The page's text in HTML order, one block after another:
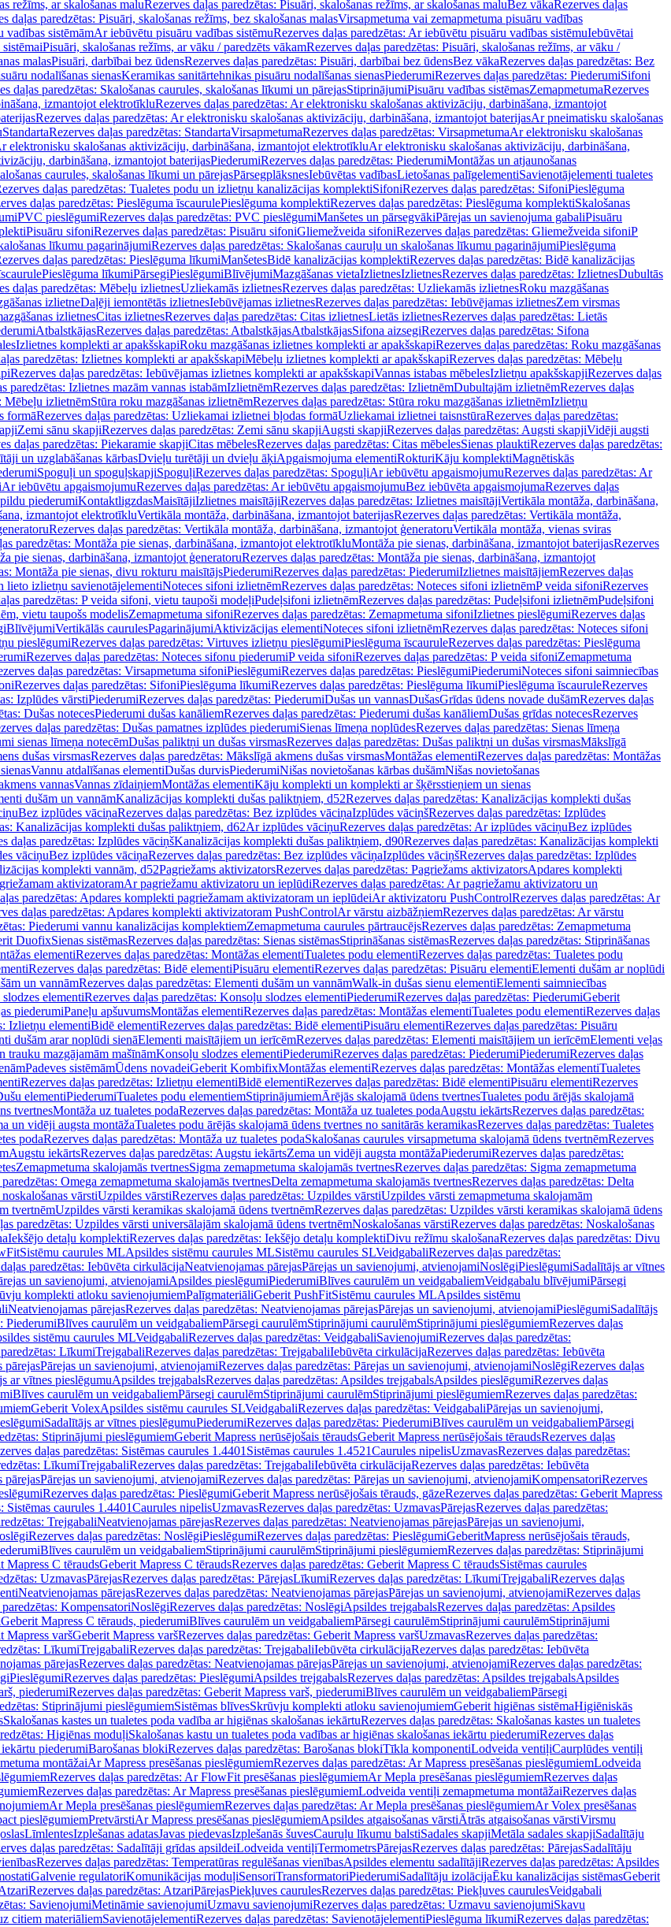
režīms, ar skalošanas maluRezerves daļas paredzētas: Pisuāri, skalošanas režīms, ar skalošanas maluBez vākaRezerves daļas
daļas paredzētas: Pisuāri, skalošanas režīms, bez skalošanas malasVirsapmetuma vai zemapmetuma pisuāru vadības
vadības sistēmāmAr iebūvētu pisuāru vadības sistēmuRezerves daļas paredzētas: Ar iebūvētu pisuāru vadības sistēmuIebūvētai
Pisuāri, skalošanas režīms, ar vāku / paredzēts vākamRezerves daļas paredzētas: Pisuāri, skalošanas režīms, ar vāku /
malasPisuāri, darbībai bez ūdensRezerves daļas paredzētas: Pisuāri, darbībai bez ūdensBez vākaRezerves daļas paredzētas: Bez
nodalīšanas sienasKeramikas sanitārtehnikas pisuāru nodalīšanas sienasPiederumiRezerves daļas paredzētas: PiederumiSifoni
daļas paredzētas: Skalošanas caurules, skalošanas līkumi un pārejasStiprinājumiPisuāru vadības sistēmasZemapmetumaRezerves
izmantojot elektrotīkluRezerves daļas paredzētas: Ar elektronisku skalošanas aktivizāciju, darbināšana, izmantojot
Rezerves daļas paredzētas: Ar elektronisku skalošanas aktivizāciju, darbināšana, izmantojot baterijasAr pneimatisku skalošanas
StandartaRezerves daļas paredzētas: StandartaVirsapmetumaRezerves daļas paredzētas: VirsapmetumaAr elektronisku skalošanas
elektronisku skalošanas aktivizāciju, darbināšana, izmantojot elektrotīkluAr elektronisku skalošanas aktivizāciju, darbināšana,
darbināšana, izmantojot baterijasPiederumiRezerves daļas paredzētas: PiederumiMontāžas un atjaunošanas
caurules, skalošanas līkumi un pārejasPārsegplāksnesIebūvētas vadībasLietošanas palīgelementiSavienotājelementi tualetes
daļas paredzētas: Tualetes podu un izlietņu kanalizācijas komplektiSifoniRezerves daļas paredzētas: SifoniPieslēguma
daļas paredzētas: Pieslēguma īscaurulePieslēguma komplektiRezerves daļas paredzētas: Pieslēguma komplektiSkalošanas
PVC pieslēgumiRezerves daļas paredzētas: PVC pieslēgumiManšetes un pārsegvākiPārejas un savienojuma gabaliPisuāru
Pisuāru sifoniRezerves daļas paredzētas: Pisuāru sifoniGliemežveida sifoniRezerves daļas paredzētas: Gliemežveida sifoniP
līkumu pagarinājumiRezerves daļas paredzētas: Skalošanas cauruļu un skalošanas līkumu pagarinājumiPieslēguma
daļas paredzētas: Pieslēguma līkumiManšetesBidē kanalizācijas komplektiRezerves daļas paredzētas: Bidē kanalizācijas
Pieslēguma līkumiPārsegiPieslēgumiBlīvējumiMazgāšanas vietaIzlietnesIzlietnesRezerves daļas paredzētas: IzlietnesDubultās
daļas paredzētas: Mēbeļu izlietnesUzliekamās izlietnesRezerves daļas paredzētas: Uzliekamās izlietnesRoku mazgāšanas
izlietneDaļēji iemontētās izlietnesIebūvējamas izlietnesRezerves daļas paredzētas: Iebūvējamas izlietnesZem virsmas
izlietnesCitas izlietnesRezerves daļas paredzētas: Citas izlietnesLietās izlietnesRezerves daļas paredzētas: Lietās
AtbalstkājasRezerves daļas paredzētas: AtbalstkājasAtbalstkājasSifona aizsegiRezerves daļas paredzētas: Sifona
Izlietnes komplekti ar apakšskapiRoku mazgāšanas izlietnes komplekti ar apakšskapiRezerves daļas paredzētas: Roku mazgāšanas
paredzētas: Izlietnes komplekti ar apakšskapiMēbeļu izlietnes komplekti ar apakšskapiRezerves daļas paredzētas: Mēbeļu
Rezerves daļas paredzētas: Iebūvējamas izlietnes komplekti ar apakšskapiVannas istabas mēbelesIzlietņu apakšskapjiRezerves daļas
paredzētas: Izlietnes mazām vannas istabāmIzlietnēmRezerves daļas paredzētas: IzlietnēmDubultajām izlietnēmRezerves daļas
Mēbeļu izlietnēmStūra roku mazgāšanas izlietnēmRezerves daļas paredzētas: Stūra roku mazgāšanas izlietnēmIzlietņu
formāRezerves daļas paredzētas: Uzliekamai izlietnei bļodas formāUzliekamai izlietnei taisnstūraRezerves daļas paredzētas:
Zemi sānu skapjiRezerves daļas paredzētas: Zemi sānu skapjiAugsti skapjiRezerves daļas paredzētas: Augsti skapjiVidēji augsti
daļas paredzētas: Piekaramie skapjiCitas mēbelesRezerves daļas paredzētas: Citas mēbelesSienas plauktiRezerves daļas paredzētas:
un uzglabāšanas kārbasDvieļu turētāji un dvieļu āķiApgaismojuma elementiRokturiKāju komplektiMagnētiskās
Spoguļi un spoguļskapjiSpoguļiRezerves daļas paredzētas: SpoguļiAr iebūvētu apgaismojumuRezerves daļas paredzētas: Ar
Ar iebūvētu apgaismojumuRezerves daļas paredzētas: Ar iebūvētu apgaismojumuBez iebūvēta apgaismojumaRezerves daļas
piederumiKontaktligzdasMaisītājiIzlietnes maisītājiRezerves daļas paredzētas: Izlietnes maisītājiVertikāla montāža, darbināšana,
izmantojot elektrotīkluVertikāla montāža, darbināšana, izmantojot baterijasRezerves daļas paredzētas: Vertikāla montāža,
Rezerves daļas paredzētas: Vertikāla montāža, darbināšana, izmantojot ģeneratoruVertikāla montāža, vienas sviras
paredzētas: Montāža pie sienas, darbināšana, izmantojot elektrotīkluMontāža pie sienas, darbināšana, izmantojot baterijasRezerves
pie sienas, darbināšana, izmantojot ģeneratoruRezerves daļas paredzētas: Montāža pie sienas, darbināšana, izmantojot
Montāža pie sienas, divu rokturu maisītājsPiederumiRezerves daļas paredzētas: PiederumiIzlietnes maisītājiemRezerves daļas
lieto izlietņu savienotājelementiNoteces sifoni izlietnēmRezerves daļas paredzētas: Noteces sifoni izlietnēmP veida sifoniRezerves
paredzētas: P veida sifoni, vietu taupoši modeļiPudeļsifoni izlietnēmRezerves daļas paredzētas: Pudeļsifoni izlietnēmPudeļsifoni
vietu taupošs modelisZemapmetuma sifoniRezerves daļas paredzētas: Zemapmetuma sifoniIzlietnes pieslēgumiRezerves daļas
BlīvējumiVertikālās caurulesPagarinājumiAktivizācijas elementiNoteces sifoni izlietnēmRezerves daļas paredzētas: Noteces sifoni
pieslēgumiRezerves daļas paredzētas: Virtuves izlietņu pieslēgumiPieslēguma īscauruleRezerves daļas paredzētas: Pieslēguma
Rezerves daļas paredzētas: Noteces sifonu piederumiP veida sifoniRezerves daļas paredzētas: P veida sifoniZemapmetuma
daļas paredzētas: Virsapmetuma sifoniPieslēgumiRezerves daļas paredzētas: PieslēgumiPiederumiNoteces sifoni saimniecības
Rezerves daļas paredzētas: SifoniPieslēguma līkumiRezerves daļas paredzētas: Pieslēguma līkumiPieslēguma īscauruleRezerves
Izplūdes vārstiPiederumiRezerves daļas paredzētas: PiederumiDušas un vannasDušasGrīdas ūdens novade dušāmRezerves daļas
Dušas notecesPiederumi dušas kanāliemRezerves daļas paredzētas: Piederumi dušas kanāliemDušas grīdas notecesRezerves
daļas paredzētas: Dušas pamatnes izplūdes piederumiSienas līmeņa noplūdesRezerves daļas paredzētas: Sienas līmeņa
sienas līmeņa notecēmDušas paliktņi un dušas virsmasRezerves daļas paredzētas: Dušas paliktņi un dušas virsmasMākslīgā
dušas virsmasRezerves daļas paredzētas: Mākslīgā akmens dušas virsmasMontāžas elementiRezerves daļas paredzētas: Montāžas
Vannu atdalīšanas elementiDušas durvisPiederumiNišas novietošanas kārbas dušāmNišas novietošanas
vannasVannas zīdaiņiemMontāžas elementiKāju komplekti un komplekti ar šķērsstieņiem un sienas
dušām un vannāmKanalizācijas komplekti dušas paliktņiem, d52Rezerves daļas paredzētas: Kanalizācijas komplekti dušas
Bez izplūdes vāciņaRezerves daļas paredzētas: Bez izplūdes vāciņaIzplūdes vāciņšRezerves daļas paredzētas: Izplūdes
Kanalizācijas komplekti dušas paliktņiem, d62Ar izplūdes vāciņuRezerves daļas paredzētas: Ar izplūdes vāciņuBez izplūdes
daļas paredzētas: Izplūdes vāciņšKanalizācijas komplekti dušas paliktņiem, d90Rezerves daļas paredzētas: Kanalizācijas komplekti
vāciņuBez izplūdes vāciņaRezerves daļas paredzētas: Bez izplūdes vāciņaIzplūdes vāciņšRezerves daļas paredzētas: Izplūdes
komplekti vannām, d52Pagriežams aktivizatorsRezerves daļas paredzētas: Pagriežams aktivizatorsApdares komplekti
aktivizatoramAr pagriežamu aktivizatoru un ieplūdiRezerves daļas paredzētas: Ar pagriežamu aktivizatoru un
paredzētas: Apdares komplekti pagriežamam aktivizatoram un ieplūdeiAr aktivizatoru PushControlRezerves daļas paredzētas: Ar
daļas paredzētas: Apdares komplekti aktivizatoram PushControlAr vārstu aizbāžņiemRezerves daļas paredzētas: Ar vārstu
Piederumi vannu kanalizācijas komplektiemZemapmetuma caurules pārtraucējsRezerves daļas paredzētas: Zemapmetuma
DuofixSienas sistēmasRezerves daļas paredzētas: Sienas sistēmasStiprināšanas sistēmasRezerves daļas paredzētas: Stiprināšanas
elementiRezerves daļas paredzētas: Montāžas elementiTualetes podu elementiRezerves daļas paredzētas: Tualetes podu
Rezerves daļas paredzētas: Bidē elementiPisuāru elementiRezerves daļas paredzētas: Pisuāru elementiElementi dušām ar noplūdi
un vannāmRezerves daļas paredzētas: Elementi dušām un vannāmWalk-in dušas sienu elementiElementi saimniecības
elementiRezerves daļas paredzētas: Konsoļu slodzes elementiPiederumiRezerves daļas paredzētas: PiederumiGeberit
piederumiPaneļu apšuvumsMontāžas elementiRezerves daļas paredzētas: Montāžas elementiTualetes podu elementiRezerves daļas
Izlietņu elementiBidē elementiRezerves daļas paredzētas: Bidē elementiPisuāru elementiRezerves daļas paredzētas: Pisuāru
dušām arar noplūdi sienāElementi maisītājiem un ierīcēmRezerves daļas paredzētas: Elementi maisītājiem un ierīcēmElementi veļas
trauku mazgājamām mašīnāmKonsoļu slodzes elementiPiederumiRezerves daļas paredzētas: PiederumiPiederumiRezerves daļas
Padeves sistēmāmŪdens novadeiGeberit KombifixMontāžas elementiRezerves daļas paredzētas: Montāžas elementiTualetes
Rezerves daļas paredzētas: Izlietņu elementiBidē elementiRezerves daļas paredzētas: Bidē elementiPisuāru elementiRezerves
elementiPiederumiTualetes podu elementiemStiprinājumiemĀrējās skalojamā ūdens tvertnesTualetes podu ārējās skalojamā
tvertnesMontāža uz tualetes podaRezerves daļas paredzētas: Montāža uz tualetes podaAugstu iekārtsRezerves daļas paredzētas:
un vidēji augsta montāžaTualetes podu ārējās skalojamā ūdens tvertnes no sanitārās keramikasRezerves daļas paredzētas: Tualetes
podaRezerves daļas paredzētas: Montāža uz tualetes podaSkalošanas caurules virsapmetuma skalojamā ūdens tvertnēmRezerves
Augstu iekārtsRezerves daļas paredzētas: Augstu iekārtsZema un vidēji augsta montāžaPiederumiRezerves daļas paredzētas:
Zemapmetuma skalojamās tvertnesSigma zemapmetuma skalojamās tvertnesRezerves daļas paredzētas: Sigma zemapmetuma
Omega zemapmetuma skalojamās tvertnesDelta zemapmetuma skalojamās tvertnesRezerves daļas paredzētas: Delta
vārstiUzpildes vārstiRezerves daļas paredzētas: Uzpildes vārstiUzpildes vārsti zemapmetuma skalojamām
tvertnēmUzpildes vārsti keramikas skalojamā ūdens tvertnēmRezerves daļas paredzētas: Uzpildes vārsti keramikas skalojamā ūdens
paredzētas: Uzpildes vārsti universālajām skalojamā ūdens tvertnēmNoskalošanas vārstiRezerves daļas paredzētas: Noskalošanas
Iekšējo detaļu komplektiRezerves daļas paredzētas: Iekšējo detaļu komplektiDivu režīmu skalošanaRezerves daļas paredzētas: Divu
Sistēmu caurules MLApsildes sistēmu caurules MLSistēmu caurules SLVeidgabaliRezerves daļas paredzētas:
paredzētas: Iebūvēta cirkulācijaNeatvienojamas pārejasPārejas un savienojumi, atvienojamiNoslēgiPieslēgumiSadalītājs ar vītnes
un savienojumi, atvienojamiApsildes pieslēgumiPiederumiBlīves caurulēm un veidgabaliemVeidgabalu blīvējumiPārsegi
komplekti atloku savienojumiemPalīgmateriāliGeberit PushFitSistēmu caurules MLApsildes sistēmu
Neatvienojamas pārejasRezerves daļas paredzētas: Neatvienojamas pārejasPārejas un savienojumi, atvienojamiPieslēgumiSadalītājs
PiederumiBlīves caurulēm un veidgabaliemPārsegi caurulēmStiprinājumi caurulēmStiprinājumi pieslēgumiemRezerves daļas
sistēmu caurules MLVeidgabaliRezerves daļas paredzētas: VeidgabaliSavienojumiRezerves daļas paredzētas:
LīkumiTrejgabaliRezerves daļas paredzētas: TrejgabaliIebūvēta cirkulācijaRezerves daļas paredzētas: Iebūvēta
pārejasPārejas un savienojumi, atvienojamiRezerves daļas paredzētas: Pārejas un savienojumi, atvienojamiNoslēgiRezerves daļas
ar vītnes pieslēgumuApsildes trejgabalsRezerves daļas paredzētas: Apsildes trejgabalsApsildes pieslēgumiRezerves daļas
Blīves caurulēm un veidgabaliemPārsegi caurulēmStiprinājumi caurulēmStiprinājumi pieslēgumiemRezerves daļas paredzētas:
Geberit VolexApsildes sistēmu caurules SLVeidgabaliRezerves daļas paredzētas: VeidgabaliPārejas un savienojumi,
Sadalītājs ar vītnes pieslēgumuPiederumiRezerves daļas paredzētas: PiederumiBlīves caurulēm un veidgabaliemPārsegi
Stiprinājumi pieslēgumiemGeberit Mapress nerūsējošais tēraudsGeberit Mapress nerūsējošais tēraudsRezerves daļas
daļas paredzētas: Sistēmas caurules 1.4401 Sistēmas caurules 1.4521Caurules nipelisUzmavasRezerves daļas paredzētas:
LīkumiTrejgabaliRezerves daļas paredzētas: TrejgabaliIebūvēta cirkulācijaRezerves daļas paredzētas: Iebūvēta
pārejasPārejas un savienojumi, atvienojamiRezerves daļas paredzētas: Pārejas un savienojumi, atvienojamiKompensatoriRezerves
Rezerves daļas paredzētas: PieslēgumiGeberit Mapress nerūsējošais tērauds, gāzeRezerves daļas paredzētas: Geberit Mapress
Sistēmas caurules 1.4401Caurules nipelisUzmavasRezerves daļas paredzētas: UzmavasPārejasRezerves daļas paredzētas:
TrejgabaliNeatvienojamas pārejasRezerves daļas paredzētas: Neatvienojamas pārejasPārejas un savienojumi,
Rezerves daļas paredzētas: NoslēgiPieslēgumiRezerves daļas paredzētas: PieslēgumiGeberitMapress nerūsējošais tērauds,
Blīves caurulēm un veidgabaliemStiprinājumi caurulēmStiprinājumi pieslēgumiemRezerves daļas paredzētas: Stiprinājumi
Mapress C tēraudsGeberit Mapress C tēraudsRezerves daļas paredzētas: Geberit Mapress C tēraudsSistēmas caurules
UzmavasPārejasRezerves daļas paredzētas: PārejasLīkumiRezerves daļas paredzētas: LīkumiTrejgabaliRezerves daļas
Neatvienojamas pārejasRezerves daļas paredzētas: Neatvienojamas pārejasPārejas un savienojumi, atvienojamiRezerves daļas
KompensatoriNoslēgiRezerves daļas paredzētas: NoslēgiApsildes trejgabalsRezerves daļas paredzētas: Apsildes
Geberit Mapress C tērauds, piederumiBlīves caurulēm un veidgabaliemPārsegi caurulēmStiprinājumi caurulēmStiprinājumi
Mapress varšGeberit Mapress varšRezerves daļas paredzētas: Geberit Mapress varšUzmavasRezerves daļas paredzētas:
LīkumiTrejgabaliRezerves daļas paredzētas: TrejgabaliIebūvēta cirkulācijaRezerves daļas paredzētas: Iebūvēta
pārejasRezerves daļas paredzētas: Neatvienojamas pārejasPārejas un savienojumi, atvienojamiRezerves daļas paredzētas:
PieslēgumiRezerves daļas paredzētas: PieslēgumiApsildes trejgabalsRezerves daļas paredzētas: Apsildes trejgabalsApsildes
piederumiRezerves daļas paredzētas: Geberit Mapress varš, piederumiBlīves caurulēm un veidgabaliemPārsegi
Stiprinājumi pieslēgumiemSistēmas blīvesSkrūvju komplekti atloku savienojumiemGeberit higiēnas sistēmaHigiēniskās
Skalošanas kastes un tualetes poda vadība ar higiēnas skalošanas iekārtuRezerves daļas paredzētas: Skalošanas kastes un tualetes
Higiēnas moduļiSkalošanas kastu un tualetes poda vadības ar higiēnas skalošanas iekārtu piederumiRezerves daļas
iekārtu piederumiBarošanas blokiRezerves daļas paredzētas: Barošanas blokiTīkla komponentiLodveida ventiļiCaurplūdes ventiļi
montāžaiAr Mapress presēšanas pieslēgumiemRezerves daļas paredzētas: Ar Mapress presēšanas pieslēgumiemLodveida
Rezerves daļas paredzētas: Ar FlowFit presēšanas pieslēgumiemAr Mepla presēšanas pieslēgumiemRezerves daļas
Rezerves daļas paredzētas: Ar Mapress presēšanas pieslēgumiemLodveida ventiļi zemapmetuma montāžaiRezerves daļas
Ar Mepla presēšanas pieslēgumiemRezerves daļas paredzētas: Ar Mepla presēšanas pieslēgumiemAr Volex presēšanas
pieslēgumiemPretvārstiAr Mapress presēšanas pieslēgumiemApsildes atgaisošanas vārstiĀtrās atgaisošanas vārstiVirsmu
LīmlentesIzplešanas adatasJavas piedevasIzplešanās šuvesCauruļu līkumu balstiSadales skapjiMetāla sadales skapjiSadalītāju
daļas paredzētas: Sadalītāji grīdas apsildeiLodveida ventiļiTermometrsPārejasRezerves daļas paredzētas: PārejasSadalītāju
Rezerves daļas paredzētas: Temperatūras regulēšanas vienībasApsildes elementu sadalītājiRezerves daļas paredzētas: Apsildes
Galvenie regulatoriKomunikācijas moduļiSensoriTransformatoriPiederumiSadalītāju izolācijaĒku kanalizācijas sistēmasGeberit
Rezerves daļas paredzētas: AtzariPārejasPiekļuves caurulesRezerves daļas paredzētas: Piekļuves caurulesVeidgabali
SavienojumiMetināmie savienojumiUzmavu savienojumiRezerves daļas paredzētas: Uzmavu savienojumiSkavu
citiem materiāliemSavienotājelementiRezerves daļas paredzētas: SavienotājelementiPieslēguma līkumiRezerves daļas paredzētas: